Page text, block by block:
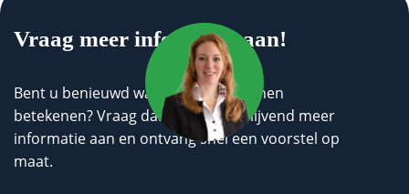
Vraag meer informatie aan!
Bent u benieuwd wat wij voor u kunnen
betekenen? Vraag dan geheel vrijblijvend meer
informatie aan en ontvang snel een voorstel op
maat.